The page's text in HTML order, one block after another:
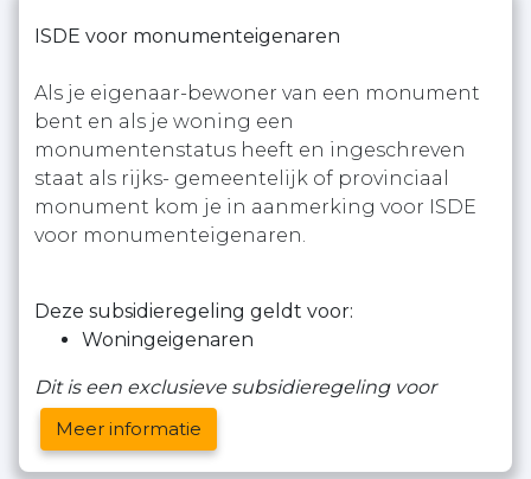
ISDE voor monumenteigenaren
Als je eigenaar-bewoner van een monument
bent en als je woning een
monumentenstatus heeft en ingeschreven
staat als rijks- gemeentelijk of provinciaal
monument kom je in aanmerking voor ISDE
voor monumenteigenaren.
Deze subsidieregeling geldt voor:
Woningeigenaren
Dit is een exclusieve subsidieregeling voor
Meer informatie